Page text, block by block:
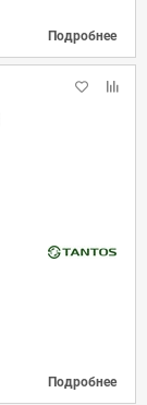
Подробнее
Подробнее